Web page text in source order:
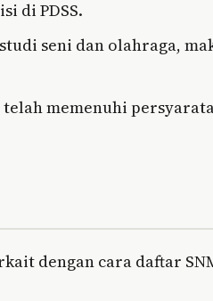
di PDSS.
seni dan olahraga,
memenuhi
dengan cara daftar